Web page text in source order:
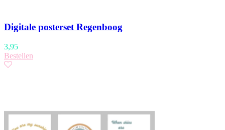
Digitale posterset Regenboog
3,95
Bestellen